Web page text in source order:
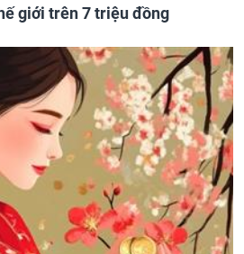
giới trên 7 triệu đồng